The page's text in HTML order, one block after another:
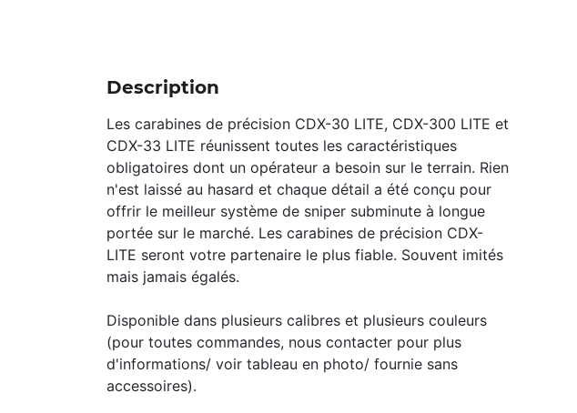
Description
Les carabines de précision CDX-30 LITE, CDX-300 LITE et
CDX-33 LITE réunissent toutes les caractéristiques
obligatoires dont un opérateur a besoin sur le terrain. Rien
n'est laissé au hasard et chaque détail a été conçu pour
offrir le meilleur système de sniper subminute à longue
portée sur le marché. Les carabines de précision CDX-
LITE seront votre partenaire le plus fiable. Souvent imités
mais jamais égalés.
Disponible dans plusieurs calibres et plusieurs couleurs
(pour toutes commandes, nous contacter pour plus
d'informations/ voir tableau en photo/ fournie sans
accessoires).